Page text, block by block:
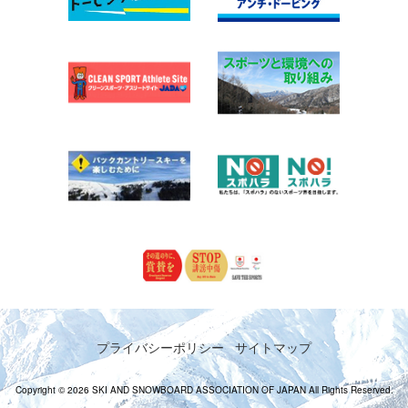
プライバシーポリシー サイトマップ
Copyright © 2026 SKI AND SNOWBOARD ASSOCIATION OF JAPAN All Rights Reserved.